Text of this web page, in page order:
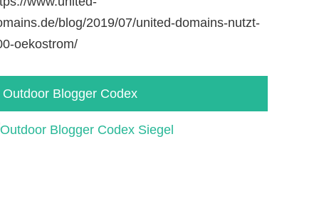
blog/2019/07/united-domains-nutzt-
oekostrom/
Outdoor Blogger Codex